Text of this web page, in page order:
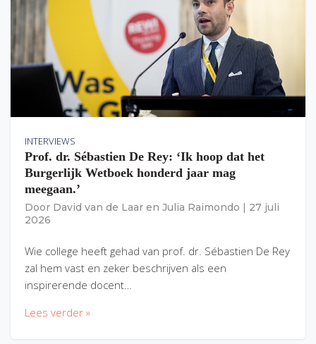
INTERVIEWS
Prof. dr. Sébastien De Rey: ‘Ik hoop dat het
Burgerlijk Wetboek honderd jaar mag
meegaan.’
Door David van de Laar en Julia Raimondo
27 juli
2026
Wie college heeft gehad van prof. dr. Sébastien De Rey
zal hem vast en zeker beschrijven als een
inspirerende docent…
Lees verder »